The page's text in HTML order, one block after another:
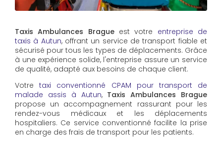
Taxis Ambulances Bragueest votre entreprise de
taxis à Autun, offrant un service de transport fiable et
sécurisé pour tous les types de déplacements. Grâce
à une expérience solide, l'entreprise assure un service
de qualité, adapté aux besoins de chaque client.
Votretaxi conventionné CPAM pour transport de
malade assis à Autun, Taxis Ambulances Brague
propose un accompagnement rassurant pour les
rendez-vous médicaux et les déplacements
hospitaliers. Ce service conventionné facilite la prise
en charge des frais de transport pour les patients.